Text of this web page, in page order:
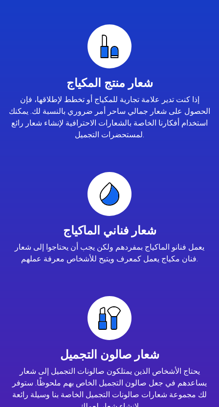
شعار منتج المكياج
إذا كنت تدير علامة تجارية للمكياج أو تخطط لإطلاقها، فإن
الحصول على شعار جمالي ساحر أمر ضروري بالنسبة لك. يمكنك
استخدام أفكارنا الخاصة بالشعارات الاحترافية لإنشاء شعار رائع
لمستحضرات التجميل.
شعار فناني الماكياج
يعمل فنانو الماكياج بمفردهم ولكن يجب أن يحتاجوا إلى شعار
فنان مكياج يعمل كمعرف ويتيح للأشخاص معرفة عملهم.
شعار صالون التجميل
يحتاج الأشخاص الذين يمتلكون صالونات التجميل إلى شعار
يساعدهم في جعل صالون التجميل الخاص بهم ملحوظًا. ستوفر
لك مجموعة شعارات صالونات التجميل الخاصة بنا وسيلة رائعة